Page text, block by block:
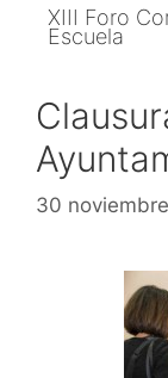
SaltarXIII Foro
Escuela
30